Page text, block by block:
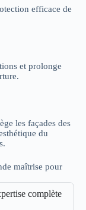
efficace de
et prolonge
les façades des
du
maîtrise pour
complète